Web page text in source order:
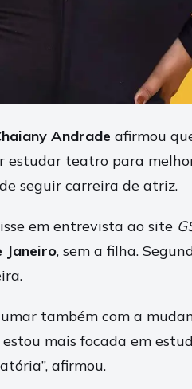
Andrade afirmou
estudar teatro para
seguir carreira de atriz.
em entrevista ao site
Janeiro, sem a filha.
também com a
estou mais focada em
afirmou.